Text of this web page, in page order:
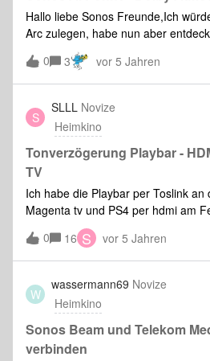
Hilfe!
Hallo liebe Sonos Freunde,Ich
Arc zulegen, habe nun aber
TV kein Dolby Atmos unterstützt.
Möglichkeit, Zeuge eines tollen
werden? Also ist zB der
schwächeren Soundbars trotzdem
TV:Samsung UE65NU8009- Dolby
KEIN Dolby Atmos Vielen Dank im
0 3 vor 5 Jahren
S
SLLL Novize
Heimkino
Tonverzögerung Playbar -
TV
Ich habe die Playbar per Toslink an
Magenta tv und PS4 per hdmi am
welche der beiden Quellen ich
nur verzögert der Ton aus der
im TV ist auch mit DD alles gut.
Switch mit Audio extractor an die
toslink von dort direkt in die Playbar?
0 16 S vor 5 Jahren
W
wassermann69 Novize
Heimkino
Sonos Beam und Telekom
verbinden